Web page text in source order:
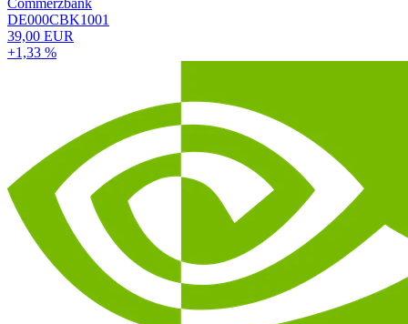
Commerzbank
DE000CBK1001
39,00 EUR
+1,33 %